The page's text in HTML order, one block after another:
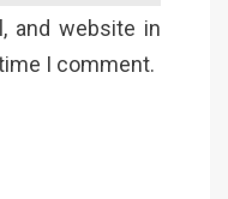
and website in
I comment.